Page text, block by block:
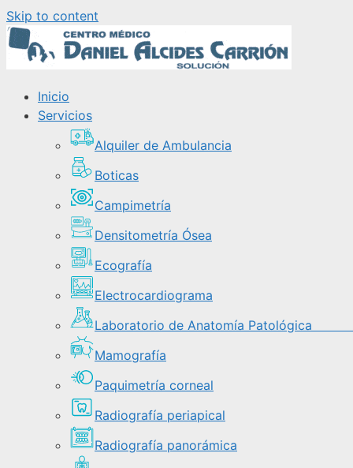
Skip to content
Inicio
Servicios
Alquiler de Ambulancia
Boticas
Campimetría
Densitometría Ósea
Ecografía
Electrocardiograma
Laboratorio de Anatomía
Mamografía
Paquimetría corneal
Radiografía periapical
Radiografía panorámica